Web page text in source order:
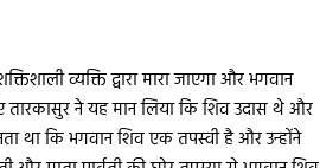
व्यक्ति द्वारा मारा जाएगा और भगवान
ने यह मान लिया कि शिव उदास थे और
था कि भगवान शिव एक तपस्वी है और उन्होंने